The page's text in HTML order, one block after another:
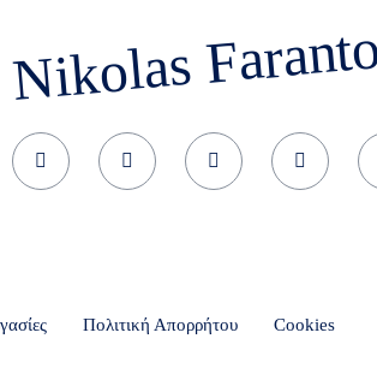
Nikolas
Πολιτική Απορρήτου Cookies